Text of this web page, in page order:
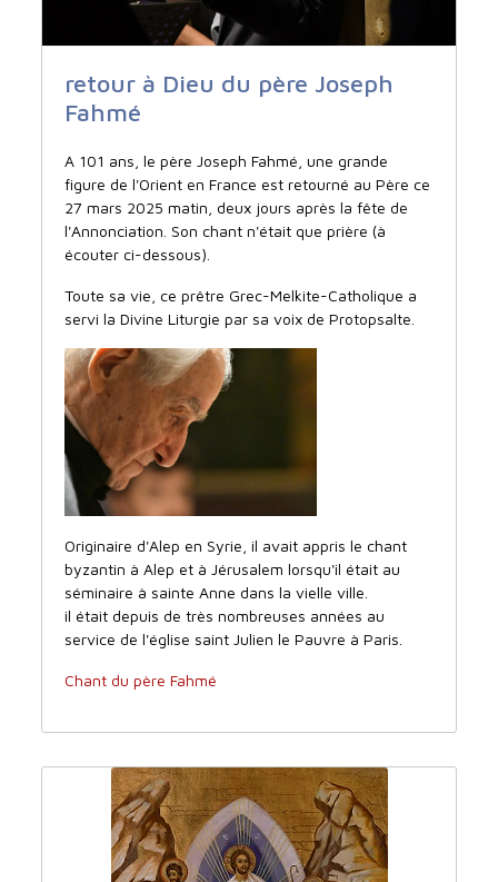
retour à Dieu du père Joseph
Fahmé
A 101 ans, le père Joseph Fahmé, une grande
figure de l'Orient en France est retourné au Père ce
27 mars 2025 matin, deux jours après la fête de
l'Annonciation. Son chant n'était que prière (à
écouter ci-dessous).
Toute sa vie, ce prêtre Grec-Melkite-Catholique a
servi la Divine Liturgie par sa voix de Protopsalte.
Originaire d'Alep en Syrie, il avait appris le chant
byzantin à Alep et à Jérusalem lorsqu'il était au
séminaire à sainte Anne dans la vielle ville.
il était depuis de très nombreuses années au
service de l'église saint Julien le Pauvre à Paris.
Chant du père Fahmé